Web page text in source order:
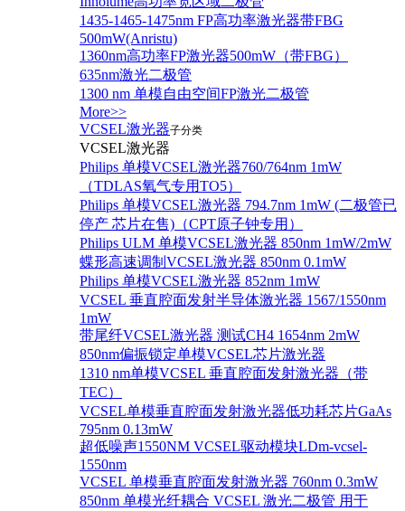
1435-1465-1475nm FP高功率激光器带FBG
500mW(Anristu)
1360nm高功率FP激光器500mW（带FBG）
635nm激光二极管
1300 nm 单模自由空间FP激光二极管
More>>
VCSEL激光器子分类
VCSEL激光器
Philips 单模VCSEL激光器760/764nm 1mW
（TDLAS氧气专用TO5）
Philips 单模VCSEL激光器 794.7nm 1mW (二极管已
停产 芯片在售)（CPT原子钟专用）
Philips ULM 单模VCSEL激光器 850nm 1mW/2mW
蝶形高速调制VCSEL激光器 850nm 0.1mW
Philips 单模VCSEL激光器 852nm 1mW
VCSEL 垂直腔面发射半导体激光器 1567/1550nm
1mW
带尾纤VCSEL激光器 测试CH4 1654nm 2mW
850nm偏振锁定单模VCSEL芯片激光器
1310 nm单模VCSEL 垂直腔面发射激光器（带
TEC）
VCSEL单模垂直腔面发射激光器低功耗芯片GaAs
795nm 0.13mW
超低噪声1550NM VCSEL驱动模块LDm-vcsel-
1550nm
VCSEL 单模垂直腔面发射激光器 760nm 0.3mW
850nm 单模光纤耦合 VCSEL 激光二极管 用于